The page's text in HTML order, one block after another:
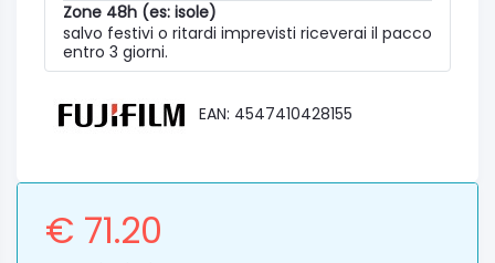
Zone 48h (es: isole)
salvo festivi o ritardi imprevisti riceverai il pacco
entro 3 giorni.
EAN: 4547410428155
€ 71.20